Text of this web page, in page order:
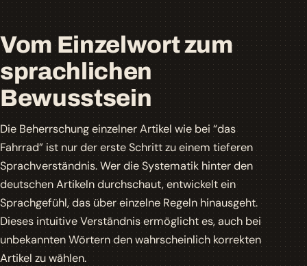
Vom Einzelwort zum
sprachlichen
Bewusstsein
Die Beherrschung einzelner Artikel wie bei “das
Fahrrad” ist nur der erste Schritt zu einem tieferen
Sprachverständnis. Wer die Systematik hinter den
deutschen Artikeln durchschaut, entwickelt ein
Sprachgefühl, das über einzelne Regeln hinausgeht.
Dieses intuitive Verständnis ermöglicht es, auch bei
unbekannten Wörtern den wahrscheinlich korrekten
Artikel zu wählen.